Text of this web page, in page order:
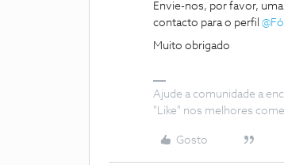
Envie-nos, por favor,
contacto para o perfil
Muito obrigado
Ajude a comunidade a
"Like" nos melhores
Gosto